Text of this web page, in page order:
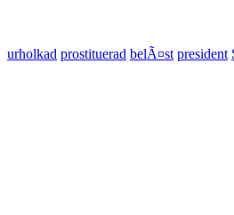
urholkad prostituerad belÃ¤st president